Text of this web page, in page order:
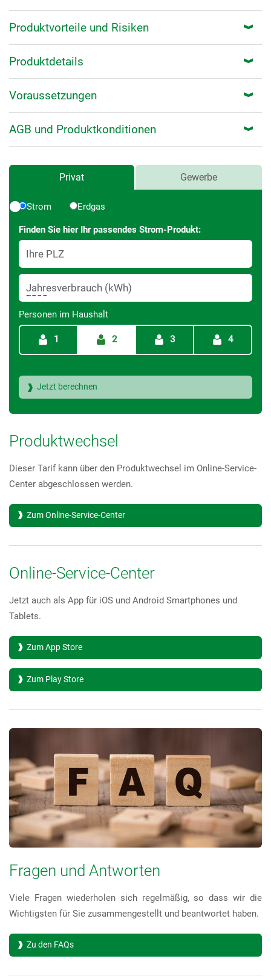
Produktvorteile und Risiken
Produktdetails
Voraussetzungen
AGB und Produktkonditionen
Preisrechner
Privat Preisrechner
Gewerbe
Strom Erdgas
Finden Sie hier Ihr passendes Strom-Produkt:
Ihre PLZ
Jahresverbrauch (kWh)
Personen im Haushalt
1 2 3 4
Produktwechsel
Dieser Tarif kann über den Produktwechsel im Online-Service-
Center abgeschlossen werden.
Zum Online-Service-Center
Online-Service-Center
Jetzt auch als App für iOS und Android Smartphones und
Tablets.
Zum App Store
Zum Play Store
Fragen und Antworten
Viele Fragen wiederholen sich regelmäßig, so dass wir die
Wichtigsten für Sie zusammengestellt und beantwortet haben.
Zu den FAQs